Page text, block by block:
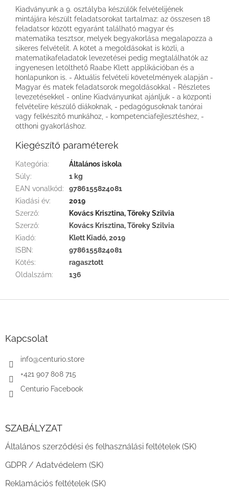
Kiadványunk a 9. osztályba készülők felvételijének
mintájára készült feladatsorokat tartalmaz: az összesen 18
feladatsor között egyaránt található magyar és
matematika tesztsor, melyek begyakorlása megalapozza a
sikeres felvételit. A kötet a megoldásokat is közli, a
matematikafeladatok levezetései pedig megtalálhatók az
ingyenesen letölthető Raabe Klett applikációban és a
honlapunkon is. - Aktuális felvételi követelmények alapján -
Magyar és matek feladatsorok megoldásokkal - Részletes
levezetésekkel - online Kiadványunkat ajánljuk - a központi
felvételire készülő diákoknak, - pedagógusoknak tanórai
vagy felkészítő munkához, - kompetenciafejlesztéshez, -
otthoni gyakorláshoz.
Kiegészítő paraméterek
Kategória:
Általános iskola
Súly:
1 kg
EAN vonalkód:
9786155824081
Kiadási év:
2019
Szerző:
Kovács Krisztina, Töreky Szilvia
Szerző:
Kovács Krisztina, Töreky Szilvia
Kiadó:
Klett Kiadó, 2019
ISBN:
9786155824081
Kötés:
ragasztott
Oldalszám: 136
Kapcsolat
info@centurio.store
+421 907 808 715
Centurio Facebook
SZABÁLYZAT
Általános szerződési és felhasználási feltételek (SK)
GDPR / Adatvédelem (SK)
Reklamációs feltételek (SK)